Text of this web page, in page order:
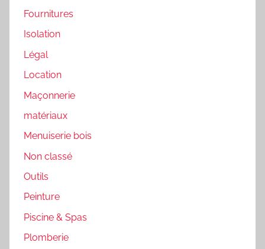
Fournitures
Isolation
Légal
Location
Maçonnerie
matériaux
Menuiserie bois
Non classé
Outils
Peinture
Piscine & Spas
Plomberie